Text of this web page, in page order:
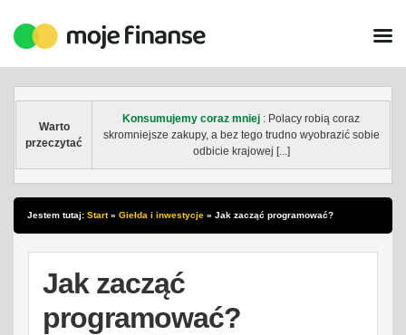
Warto
przeczytać
Konsumujemy coraz mniej : Polacy robią coraz
skromniejsze zakupy, a bez tego trudno wyobrazić sobie
odbicie krajowej [...]
Jestem tutaj: Start» Giełda i inwestycje » Jak zacząć programować?
Jak zacząć
programować?